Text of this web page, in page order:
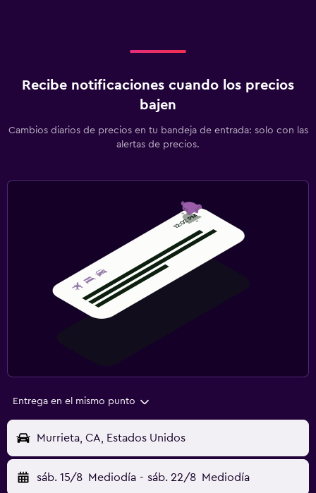
Recibe notificaciones cuando los precios
bajen
Cambios diarios de precios en tu bandeja de entrada: solo con las
alertas de precios.
Entrega en el mismo punto
Murrieta, CA, Estados Unidos
sáb. 15/8 Mediodía - sáb. 22/8 Mediodía